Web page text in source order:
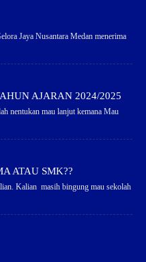
Jaya Nusantara Medan menerima
AJARAN 2024/2025
mau lanjut kemana Mau
ATAU SMK??
Kalian masih bingung mau sekolah